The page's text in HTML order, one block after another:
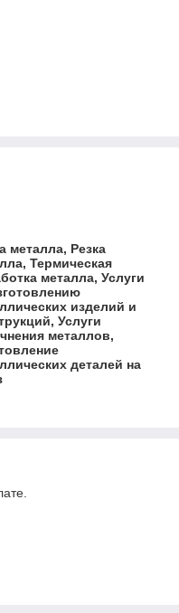
металла, Резка
Термическая
металла, Услуги
изделий и
Услуги
металлов,
деталей на